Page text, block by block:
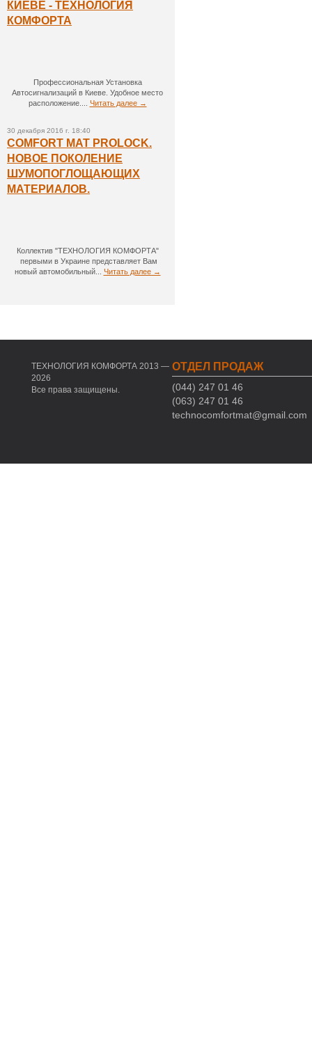
КИЕВЕ - ТЕХНОЛОГИЯ
КОМФОРТА
Профессиональная Установка
Автосигнализаций в Киеве. Удобное место
расположение.... Читать далее →
30 декабря 2016 г. 18:40
COMFORT MAT PROLOCK.
НОВОЕ ПОКОЛЕНИЕ
ШУМОПОГЛОЩАЮЩИХ
МАТЕРИАЛОВ.
Коллектив "ТЕХНОЛОГИЯ КОМФОРТА"
первыми в Украине представляет Вам
новый автомобильный... Читать далее →
ТЕХНОЛОГИЯ КОМФОРТА 2013 —
2026
Все права защищены.
ОТДЕЛ ПРОДАЖ
(044) 247 01 46
(063) 247 01 46
technocomfortmat@gmail.com